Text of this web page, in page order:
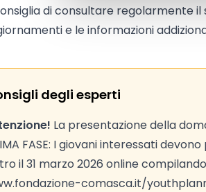
di consultare regolarmente
e le informazioni
degli esperti
La presentazione della
FASE: I giovani interessati
il 31 marzo 2026 online
comasca.it/